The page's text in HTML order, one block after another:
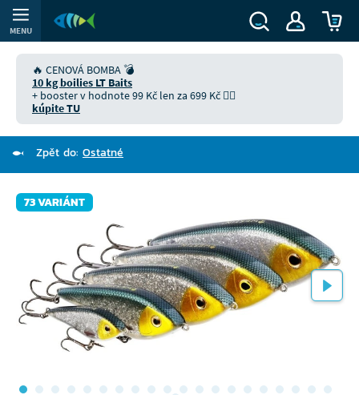
MENU
🔥 CENOVÁ BOMBA 💣
10 kg boilies LT Baits
+ booster v hodnote 99 Kč len za 699 Kč 👉🏻
kúpite TU
Zpět do: Ostatné
73 VARIÁNT